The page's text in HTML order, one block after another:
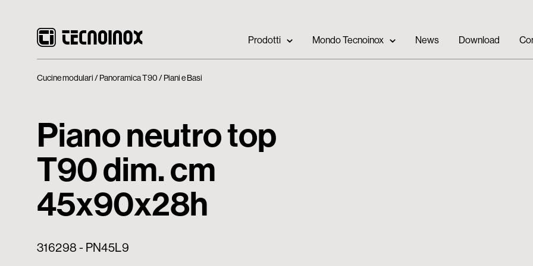
Prodotti Mondo Tecnoinox News Download
Cucine modulari Panoramica T90 Piani e Basi
Piano neutro top
T90 dim. cm
45x90x28h
316298 - PN45L9